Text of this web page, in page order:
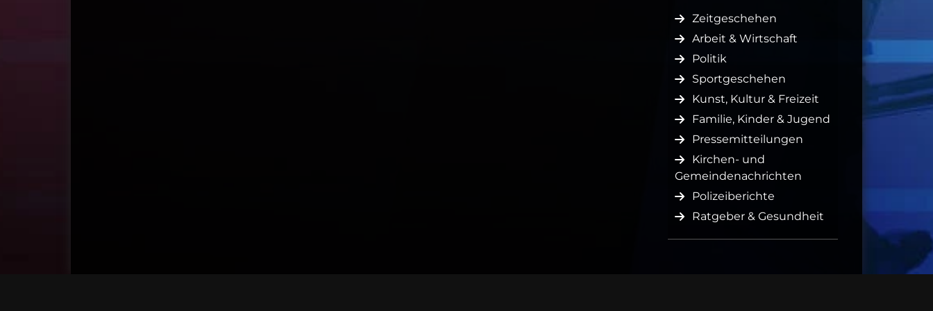
Zeitgeschehen
Arbeit & Wirtschaft
Politik
Sportgeschehen
Kunst, Kultur & Freizeit
Familie, Kinder & Jugend
Pressemitteilungen
Kirchen- und
Gemeindenachrichten
Polizeiberichte
Ratgeber & Gesundheit